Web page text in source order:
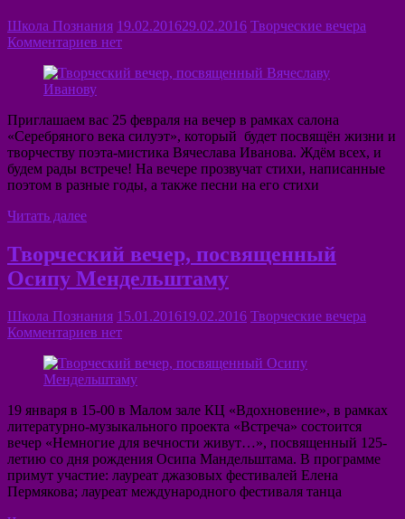
Школа Познания 19.02.201629.02.2016 Творческие вечера
Комментариев нет
Приглашаем вас 25 февраля на вечер в рамках салона
«Серебряного века силуэт», который будет посвящён жизни и
творчеству поэта-мистика Вячеслава Иванова. Ждём всех, и
будем рады встрече! На вечере прозвучат стихи, написанные
поэтом в разные годы, а также песни на его стихи
Читать далее
Творческий вечер, посвященный
Осипу Мендельштаму
Школа Познания 15.01.201619.02.2016 Творческие вечера
Комментариев нет
19 января в 15-00 в Малом зале КЦ «Вдохновение», в рамках
литературно-музыкального проекта «Встреча» состоится
вечер «Немногие для вечности живут…», посвященный 125-
летию со дня рождения Осипа Мандельштама. В программе
примут участие: лауреат джазовых фестивалей Елена
Пермякова; лауреат международного фестиваля танца